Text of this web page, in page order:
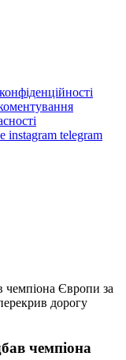
instagram telegram
чемпіона Європи за
дорогу
чемпіона